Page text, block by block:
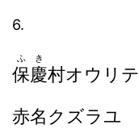
6.
保慶
ふき
村オウリテ
赤名クズラユ